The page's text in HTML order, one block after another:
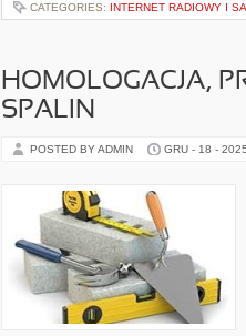
CATEGORIES: INTERNET RADIOWY I
HOMOLOGACJA,
SPALIN
POSTED BY ADMIN GRU - 18 - 2025